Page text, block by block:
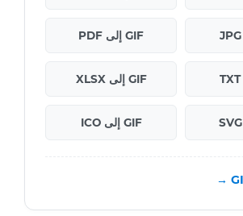
GIF إلى PDF
GIF إلى XLSX
GIF إلى ICO